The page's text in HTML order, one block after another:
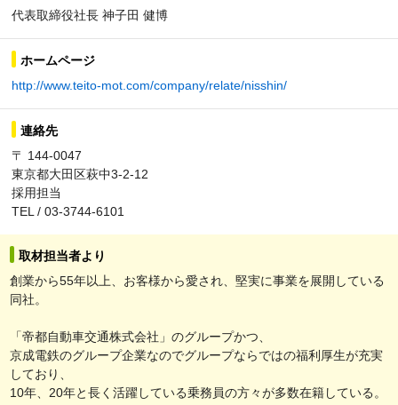
代表取締役社長 神子田 健博
ホームページ
http://www.teito-mot.com/company/relate/nisshin/
連絡先
〒 144-0047
東京都大田区萩中3-2-12
採用担当
TEL / 03-3744-6101
取材担当者より
創業から55年以上、お客様から愛され、堅実に事業を展開している
同社。
「帝都自動車交通株式会社」のグループかつ、
京成電鉄のグループ企業なのでグループならではの福利厚生が充実
しており、
10年、20年と長く活躍している乗務員の方々が多数在籍している。